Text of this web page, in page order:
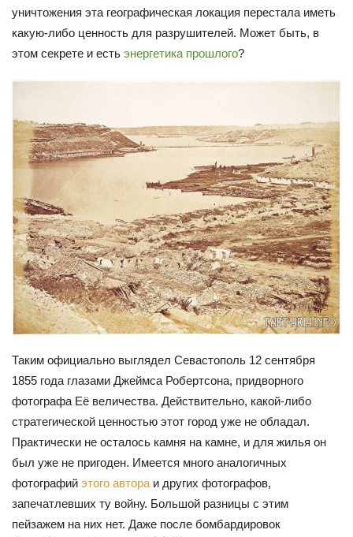
уничтожения эта географическая локация перестала иметь
какую-либо ценность для разрушителей. Может быть, в
этом секрете и есть энергетика прошлого?
Таким официально выглядел Севастополь 12 сентября
1855 года глазами Джеймса Робертсона, придворного
фотографа Её величества. Действительно, какой-либо
стратегической ценностью этот город уже не обладал.
Практически не осталось камня на камне, и для жилья он
был уже не пригоден. Имеется много аналогичных
фотографий этого автора и других фотографов,
запечатлевших ту войну. Большой разницы с этим
пейзажем на них нет. Даже после бомбардировок